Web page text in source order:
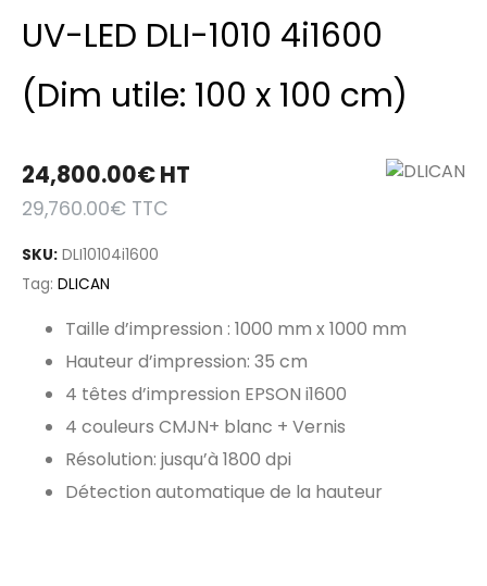
UV-LED DLI-1010 4i1600
(Dim utile: 100 x 100 cm)
24,800.00€HT
29,760.00€ TTC
SKU: DLI10104i1600
Tag: DLICAN
Taille d’impression : 1000 mm x 1000 mm
Hauteur d’impression: 35 cm
4 têtes d’impression EPSON i1600
4 couleurs CMJN+ blanc + Vernis
Résolution: jusqu’à 1800 dpi
Détection automatique de la hauteur